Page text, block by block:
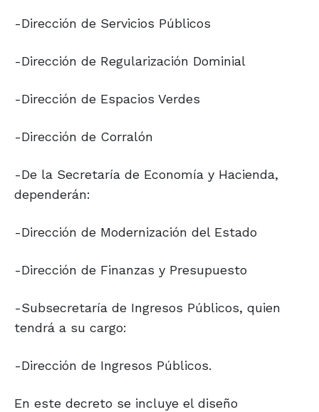
-Dirección de Servicios Públicos
-Dirección de Regularización Dominial
-Dirección de Espacios Verdes
-Dirección de Corralón
-De la Secretaría de Economía y Hacienda,
dependerán:
-Dirección de Modernización del Estado
-Dirección de Finanzas y Presupuesto
-Subsecretaría de Ingresos Públicos, quien
tendrá a su cargo:
-Dirección de Ingresos Públicos.
En este decreto se incluye el diseño